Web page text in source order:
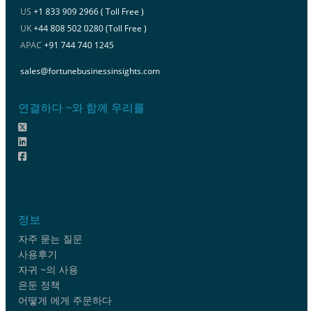
US +1 833 909 2966 ( Toll Free )
UK+44 808 502 0280 (Toll Free )
APAC +91 744 740 1245
sales@fortunebusinessinsights.com
연결하다 ~와 함께 우리를
정보
자주 묻는 질문
사용후기
자귀 ~의 사용
은둔 정책
어떻게 에게 주문하다